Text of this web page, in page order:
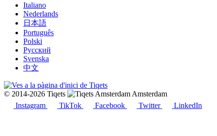
Italiano
Nederlands
日本語
Português
Polski
Русский
Svenska
中文
© 2014-2026 Tiqets
Amsterdam
Instagram
TikTok Facebook Twitter LinkedIn